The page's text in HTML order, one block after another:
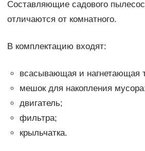
Составляющие садового
отличаются от комнатного.
В комплектацию входят:
всасывающая и нагнетающая
мешок для накопления
двигатель;
фильтра;
крыльчатка.